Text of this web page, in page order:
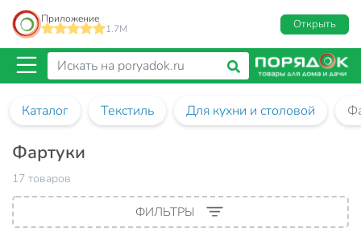
Приложение
1.7M
Открыть
Каталог Текстиль Для кухни и столовой
Фартуки
17 товаров
ФИЛЬТРЫ